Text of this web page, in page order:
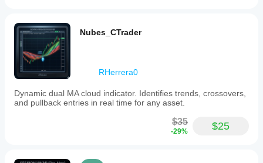
Nubes_CTrader
RHerrera0
Dynamic dual MA cloud indicator. Identifies trends, crossovers,
and pullback entries in real time for any asset.
$35
-29% $25